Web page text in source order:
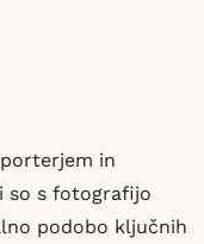
in
so s fotografijo
podobo ključnih